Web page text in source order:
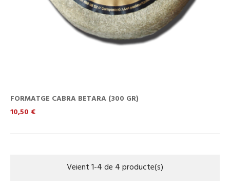
FORMATGE CABRA BETARA (300 GR)
Preu
10,50 €
Veient 1-4 de 4 producte(s)